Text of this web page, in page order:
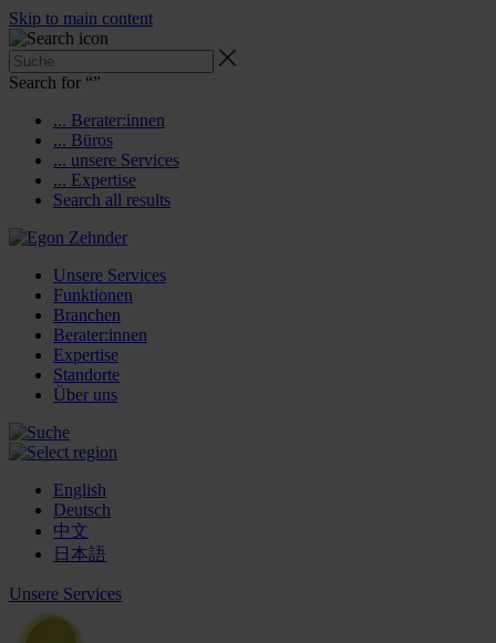
Skip to main content
Search for “”
... Berater:innen
... Büros
... unsere Services
... Expertise
Search all results
Unsere Services
Funktionen
Branchen
Berater:innen
Expertise
Standorte
Über uns
English
Deutsch
中文
日本語
Unsere Services